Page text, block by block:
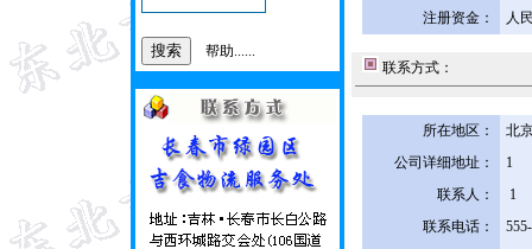
帮助......
注册资金：
人
联系方式：
所在地区：
北
公司详细地址：
1
联系人：
1
联系电话：